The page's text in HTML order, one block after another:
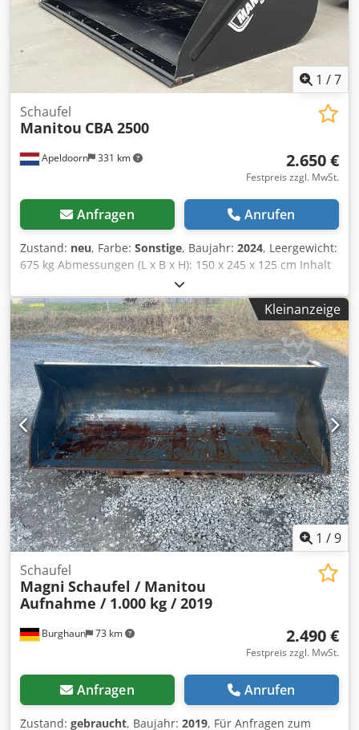
1 /7
Apeldoorn 331 km
Schaufel
Manitou CBA 2500
2.650 €
Festpreis zzgl. MwSt.
Anfragen Anrufen
Zustand: neu, Farbe: Sonstige, Baujahr: 2024, Leergewicht:
675 kg Abmessungen (L x B x H): 150 x 245 x 125 cm Inhalt
der Ladeschaufel: 2,53 m³ Dodpfx Adswl Rctjlekr CE-
Kennzeichnung: ja Allgemeiner Zustand: sehr gut
Technischer Zustand: sehr gut Optischer Zustand: sehr gut
Zustand CE-Typ: CE Ungebrauchte Manitou CBA2500
Getreide schaufel, 2450 mm breit, Unterschraubmesser,
Mehrmals vorhanden
Kleinanzeige
1 /9
Burghaun 73 km
Schaufel
Magni Schaufel / Manitou
Aufnahme / 1.000 kg / 2019
2.490 €
Festpreis zzgl. MwSt.
Anfragen Anrufen
Zustand: gebraucht, Baujahr: 2019, Für Anfragen zum